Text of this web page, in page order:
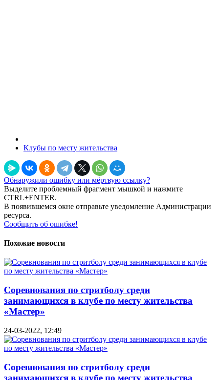
Клубы по месту жительства
Обнаружили ошибку или мёртвую ссылку?
Выделите проблемный фрагмент мышкой и нажмите
CTRL+ENTER.
В появившемся окне отправьте уведомление Администрации
ресурса.
Сообщить об ошибке!
Похожие новости
Соревнования по стритболу среди
занимающихся в клубе по месту жительства
«Мастер»
24-03-2022, 12:49
Соревнования по стритболу среди
занимающихся в клубе по месту жительства